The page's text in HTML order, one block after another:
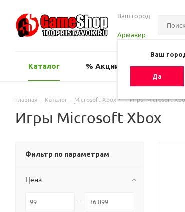
Ваш город
Армавир
Ваш
Да
Каталог % Акции Оценить
Главная - Каталог - Microsoft Xbox - Игры Microsoft
Игры Microsoft Xbox
Фильтр по параметрам
Цена